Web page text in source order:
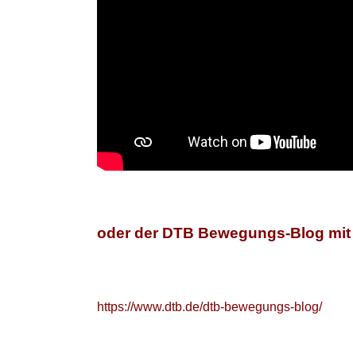
oder der DTB Bewegungs-Blog
https://www.dtb.de/dtb-bewegungs-blog/